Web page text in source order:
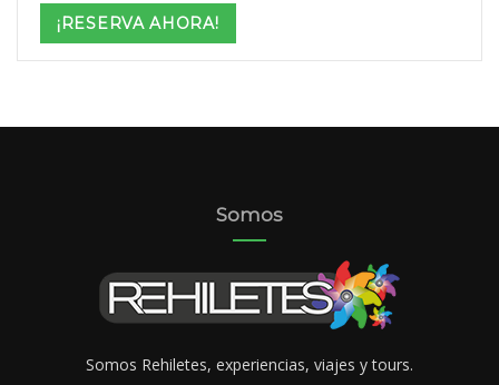
$6,149
through
$8,249
¡RESERVA AHORA!
Somos
Somos Rehiletes, experiencias, viajes y tours.